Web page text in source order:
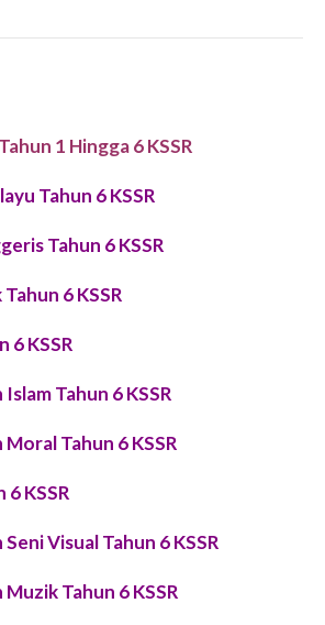
1 Hingga 6 KSSR
Tahun 6 KSSR
Tahun 6 KSSR
6 KSSR
6 KSSR
Tahun 6 KSSR
Tahun 6 KSSR
6 KSSR
Visual Tahun 6 KSSR
Tahun 6 KSSR